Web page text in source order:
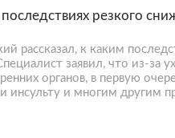
резкого
рассказал, к каким
заявил, что из-за
органов, в первую
инсульту и многим другим